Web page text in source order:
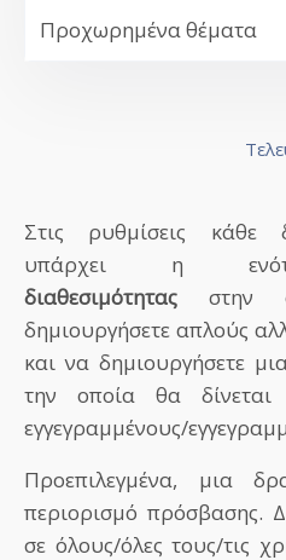
Προχωρημένα θέματα
Στις ρυθμίσεις κάθε
υπάρχει η
διαθεσιμότητας στην
δημιουργήσετε απλoύς
και να δημιουργήσετε
την οποία θα δίνεται
εγγεγραμμένους/
Προεπιλεγμένα, μια
περιορισμό πρόσβασης.
σε όλους/όλες τους/τις